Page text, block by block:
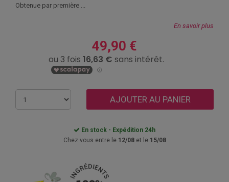
Obtenue par première ...
En savoir plus
49,90 €
AJOUTER AU PANIER
En stock - Expédition 24h
Chez vous entre le 12/08et le 15/08